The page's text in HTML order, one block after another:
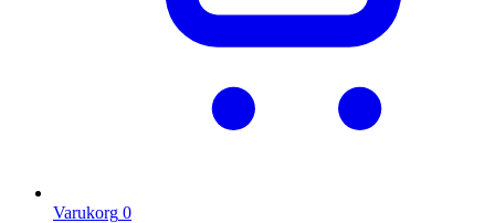
Varukorg 0